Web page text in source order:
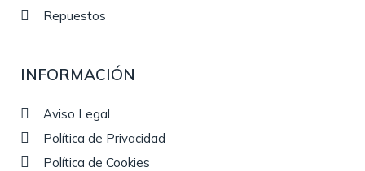
Repuestos
INFORMACIÓN
Aviso Legal
Política de Privacidad
Política de Cookies